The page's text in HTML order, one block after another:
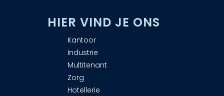
HIER VIND JE ONS
Kantoor
Industrie
Multitenant
Zorg
Hotellerie